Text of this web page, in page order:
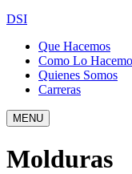
DSI
Que Hacemos
Como Lo
Quienes Somos
Carreras
MENU
Molduras